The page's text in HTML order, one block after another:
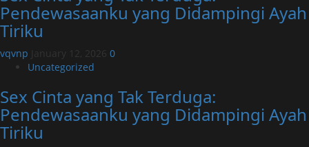
Pendewasaanku yang Didampingi Ayah
Tiriku
vqvnp January 12, 2026 0
Uncategorized
Sex Cinta yang Tak Terduga:
Pendewasaanku yang Didampingi Ayah
Tiriku